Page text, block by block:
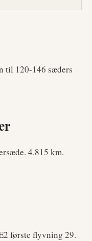
til 120-146 sæders
4.815 km.
første flyvning 29.